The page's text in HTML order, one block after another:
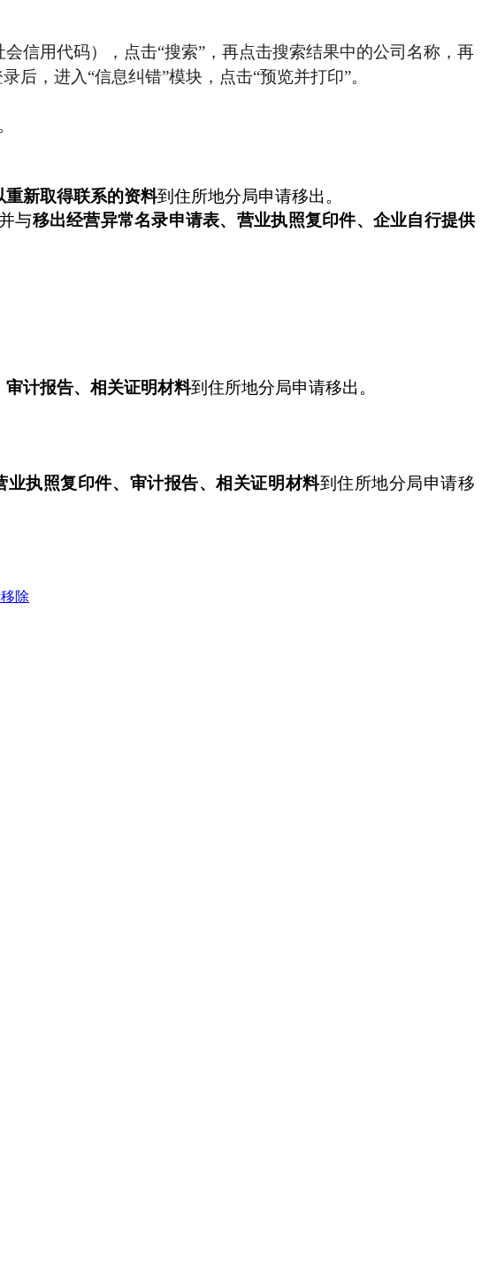
信用代码），点击“搜索”，再点击搜索结果中的公司名称，再
后，进入“信息纠错”模块，点击“预览并打印”。
新取得联系的资料到住所地分局申请移出。
与移出经营异常名录申请表、营业执照复印件、企业自行提供
计报告、相关证明材料到住所地分局申请移出。
执照复印件、审计报告、相关证明材料到住所地分局申请移
除